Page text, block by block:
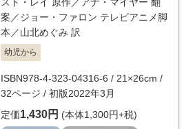
スト・レイ 原作／アナ・マイヤー 翻
案／ジョー・ファロン テレビアニメ脚
本／山北めぐみ 訳
幼児から
ISBN978-4-323-04316-6 / 21×26cm /
32ページ / 初版2022年3月
定価1,430円 (本体1,300円+税)